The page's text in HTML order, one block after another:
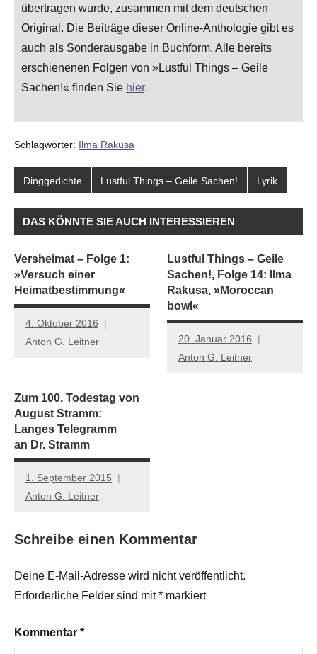
übertragen wurde, zusammen mit dem deutschen
Original. Die Beiträge dieser Online-Anthologie gibt es
auch als Sonderausgabe in Buchform. Alle bereits
erschienenen Folgen von »Lustful Things – Geile
Sachen!« finden Sie hier.
Schlagwörter: Ilma Rakusa
Dinggedichte Lustful Things – Geile Sachen! Lyrik
DAS KÖNNTE SIE AUCH INTERESSIEREN
Versheimat – Folge 1:
»Versuch einer
Heimatbestimmung«
4. Oktober 2016
Anton G. Leitner
Lustful Things – Geile
Sachen!, Folge 14: Ilma
Rakusa, »Moroccan
bowl«
20. Januar 2016
Anton G. Leitner
Zum 100. Todestag von
August Stramm:
Langes Telegramm
an Dr. Stramm
1. September 2015
Anton G. Leitner
Schreibe einen Kommentar
Deine E-Mail-Adresse wird nicht veröffentlicht.
Erforderliche Felder sind mit* markiert
Kommentar *